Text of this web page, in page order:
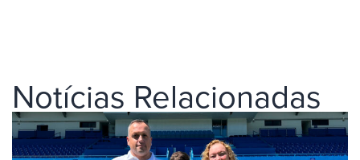
Notícias Relacionadas